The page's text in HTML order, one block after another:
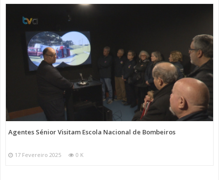
Agentes Sénior Visitam Escola Nacional de Bombeiros
17 Fevereiro 2025 0 K